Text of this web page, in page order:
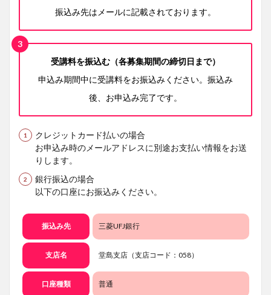
振込み先はメールに記載されております。
受講料を振込む（各募集期間の締切日まで）
申込み期間中に受講料をお振込みください。振込み
後、お申込み完了です。
クレジットカード払いの場合
お申込み時のメールアドレスに別途お支払い情報をお送
りします。
銀行振込の場合
以下の口座にお振込みください。
振込み先 三菱UFJ銀行
支店名 堂島支店（支店コード：058）
口座種類 普通